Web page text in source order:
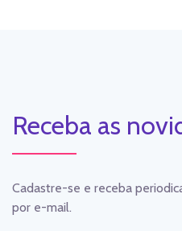
Receba as
Cadastre-se e receba
por e-mail.